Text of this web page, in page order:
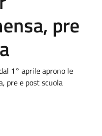
pre
1° aprile aprono le
pre e post scuola